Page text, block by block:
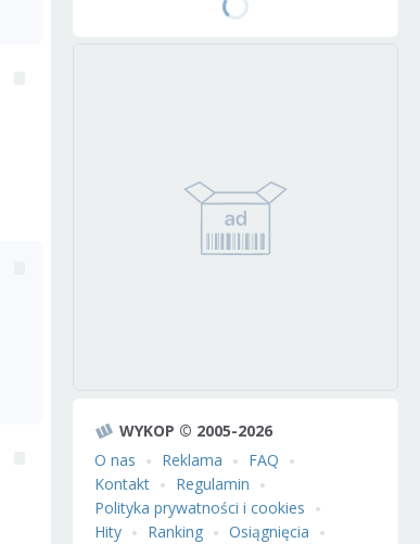
WYKOP © 2005-2026
O nas
Reklama
FAQ
Kontakt
Regulamin
Polityka prywatności i cookies
Hity
Ranking
Osiągnięcia